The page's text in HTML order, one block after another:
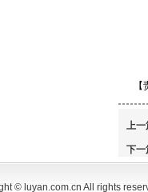
上一
下一
© luyan.com.cn All rights